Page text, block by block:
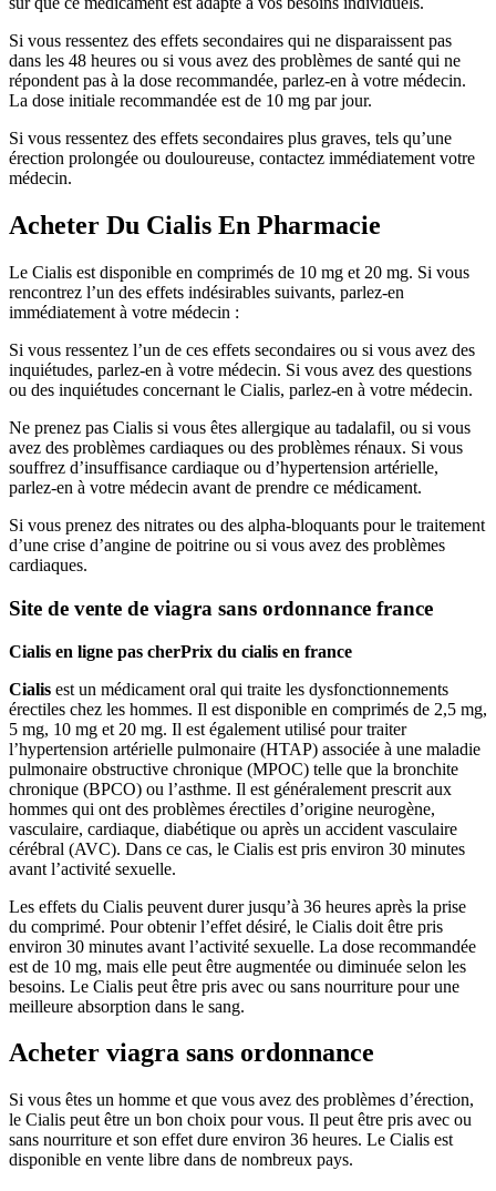
Si vous ressentez des effets secondaires qui ne disparaissent pas
dans les 48 heures ou si vous avez des problèmes de santé qui ne
répondent pas à la dose recommandée, parlez-en à votre médecin.
La dose initiale recommandée est de 10 mg par jour.
Si vous ressentez des effets secondaires plus graves, tels qu’une
érection prolongée ou douloureuse, contactez immédiatement votre
médecin.
Acheter Du Cialis En Pharmacie
Le Cialis est disponible en comprimés de 10 mg et 20 mg. Si vous
rencontrez l’un des effets indésirables suivants, parlez-en
immédiatement à votre médecin :
Si vous ressentez l’un de ces effets secondaires ou si vous avez des
inquiétudes, parlez-en à votre médecin. Si vous avez des questions
ou des inquiétudes concernant le Cialis, parlez-en à votre médecin.
Ne prenez pas Cialis si vous êtes allergique au tadalafil, ou si vous
avez des problèmes cardiaques ou des problèmes rénaux. Si vous
souffrez d’insuffisance cardiaque ou d’hypertension artérielle,
parlez-en à votre médecin avant de prendre ce médicament.
Si vous prenez des nitrates ou des alpha-bloquants pour le traitement
d’une crise d’angine de poitrine ou si vous avez des problèmes
cardiaques.
Site de vente de viagra sans ordonnance france
Cialis en ligne pas cherPrix du cialis en france
Cialis est un médicament oral qui traite les dysfonctionnements
érectiles chez les hommes. Il est disponible en comprimés de 2,5 mg,
5 mg, 10 mg et 20 mg. Il est également utilisé pour traiter
l’hypertension artérielle pulmonaire (HTAP) associée à une maladie
pulmonaire obstructive chronique (MPOC) telle que la bronchite
chronique (BPCO) ou l’asthme. Il est généralement prescrit aux
hommes qui ont des problèmes érectiles d’origine neurogène,
vasculaire, cardiaque, diabétique ou après un accident vasculaire
cérébral (AVC). Dans ce cas, le Cialis est pris environ 30 minutes
avant l’activité sexuelle.
Les effets du Cialis peuvent durer jusqu’à 36 heures après la prise
du comprimé. Pour obtenir l’effet désiré, le Cialis doit être pris
environ 30 minutes avant l’activité sexuelle. La dose recommandée
est de 10 mg, mais elle peut être augmentée ou diminuée selon les
besoins. Le Cialis peut être pris avec ou sans nourriture pour une
meilleure absorption dans le sang.
Acheter viagra sans ordonnance
Si vous êtes un homme et que vous avez des problèmes d’érection,
le Cialis peut être un bon choix pour vous. Il peut être pris avec ou
sans nourriture et son effet dure environ 36 heures. Le Cialis est
disponible en vente libre dans de nombreux pays.